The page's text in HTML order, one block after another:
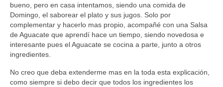
bueno, pero en casa intentamos, siendo una comida de
Domingo, el saborear el plato y sus jugos. Solo por
complementar y hacerlo mas propio, acompañé con una Salsa
de Aguacate que aprendí hace un tiempo, siendo novedosa e
interesante pues el Aguacate se cocina a parte, junto a otros
ingredientes.
No creo que deba extenderme mas en la toda esta explicación,
como siempre si debo decir que todos los ingredientes los